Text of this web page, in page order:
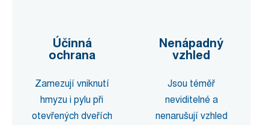
Účinná
ochrana
Zamezují vniknutí
hmyzu i pylu při
otevřených dveřích
Nenápadný
vzhled
Jsou téměř
neviditelné a
nenarušují vzhled